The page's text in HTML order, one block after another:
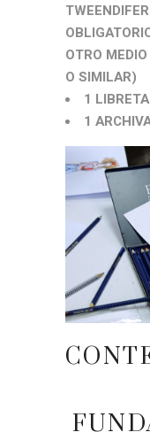
TWEEN
OTRO
O SIMILAR)
1 LIBRETA
1